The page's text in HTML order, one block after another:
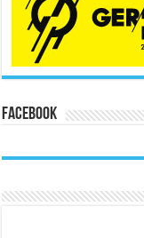
Facebook